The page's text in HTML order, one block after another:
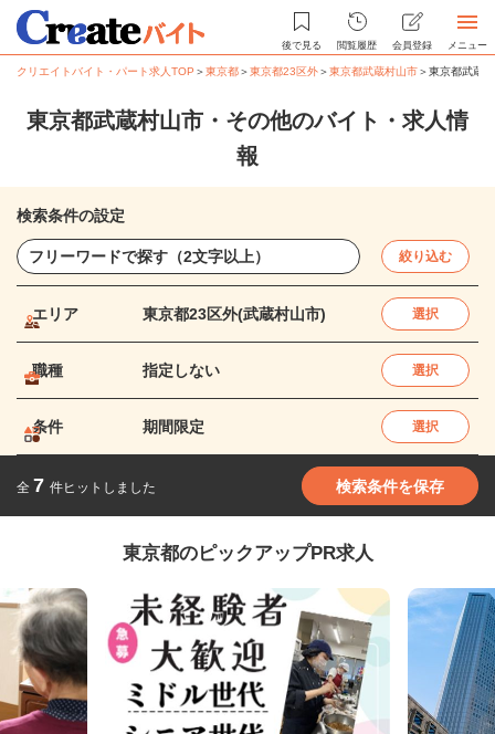
後で見る 閲覧履歴 会員登録 メニュー
クリエイトバイト・パート求人TOP ＞東京都＞東京都23区外＞東京都武蔵村山市＞東京都武蔵
東京都武蔵村山市・その他のバイト・求人情
報
検索条件の設定
絞り込む
エリア 東京都23区外(武蔵村山市) 選択
職種 指定しない 選択
条件 期間限定 選択
全 7 件ヒットしました 検索条件を保存
東京都のピックアップPR求人